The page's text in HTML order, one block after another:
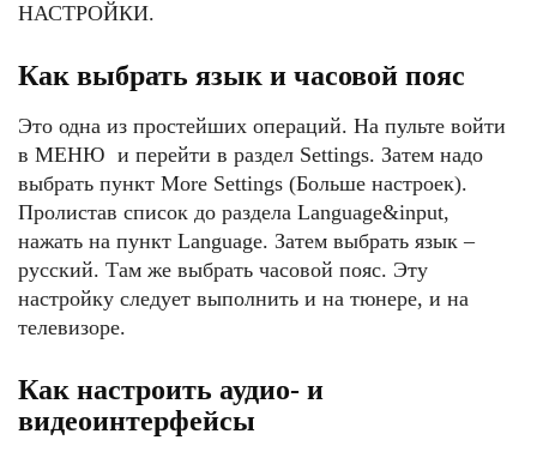
НАСТРОЙКИ.
Как выбрать язык и часовой пояс
Это одна из простейших операций. На пульте войти
в МЕНЮ и перейти в раздел Settings. Затем надо
выбрать пункт More Settings (Больше настроек).
Пролистав список до раздела Language&input,
нажать на пункт Language. Затем выбрать язык –
русский. Там же выбрать часовой пояс. Эту
настройку следует выполнить и на тюнере, и на
телевизоре.
Как настроить аудио- и
видеоинтерфейсы